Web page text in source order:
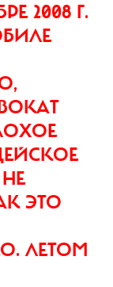
2008 Г.
ЭТО
ЛЕТОМ